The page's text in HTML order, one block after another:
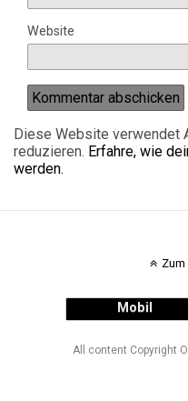
Website
Diese Website verwendet
reduzieren. Erfahre, wie
werden.
Zum
Mobil
All content Copyright